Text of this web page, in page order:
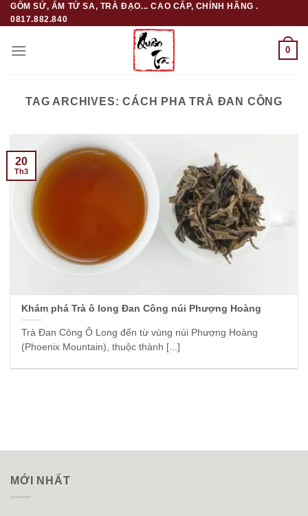
Skip
to
GỐM SỨ, ẤM TỬ SA, TRÀ ĐẠO... CAO CẤP, CHÍNH HÃNG .
0817.882.840
0
TAG ARCHIVES:CÁCH PHA TRÀ ĐAN CÔNG
Khám phá Trà ô long Đan Công núi Phượng Hoàng
Trà Đan Công Ô Long đến từ vùng núi Phượng Hoàng
(Phoenix Mountain), thuộc thành [...]
20
Th3
MỚI NHẤT